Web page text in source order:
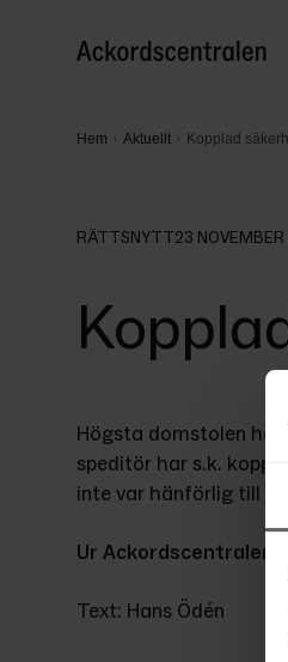
Hem Aktuellt Kopplad
RÄTTSNYTT23
Högsta domstolen har
speditör har s.k.
inte var hänförlig till
Ur Ackordscentralen
Text: Hans Ödén